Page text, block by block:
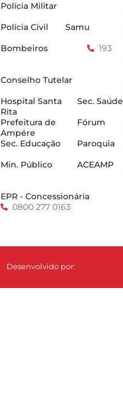
Polícia Militar
Polícia Civil
Samu
Bombeiros
193
Conselho Tutelar
Hospital Santa
Rita
Sec. Saúde
Prefeitura de
Ampére
Fórum
Sec. Educação
Paroquia
Min. Público
ACEAMP
EPR - Concessionária
0800 277 0163
Desenvolvido por: